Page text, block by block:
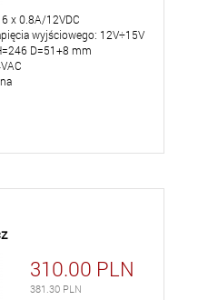
x 0.8A/12VDC
wyjściowego: 12V÷15V
D=51+8 mm
310.00 PLN
381.30 PLN